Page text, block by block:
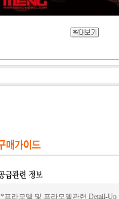
*프라모델 및 프라모델관련 Detail-